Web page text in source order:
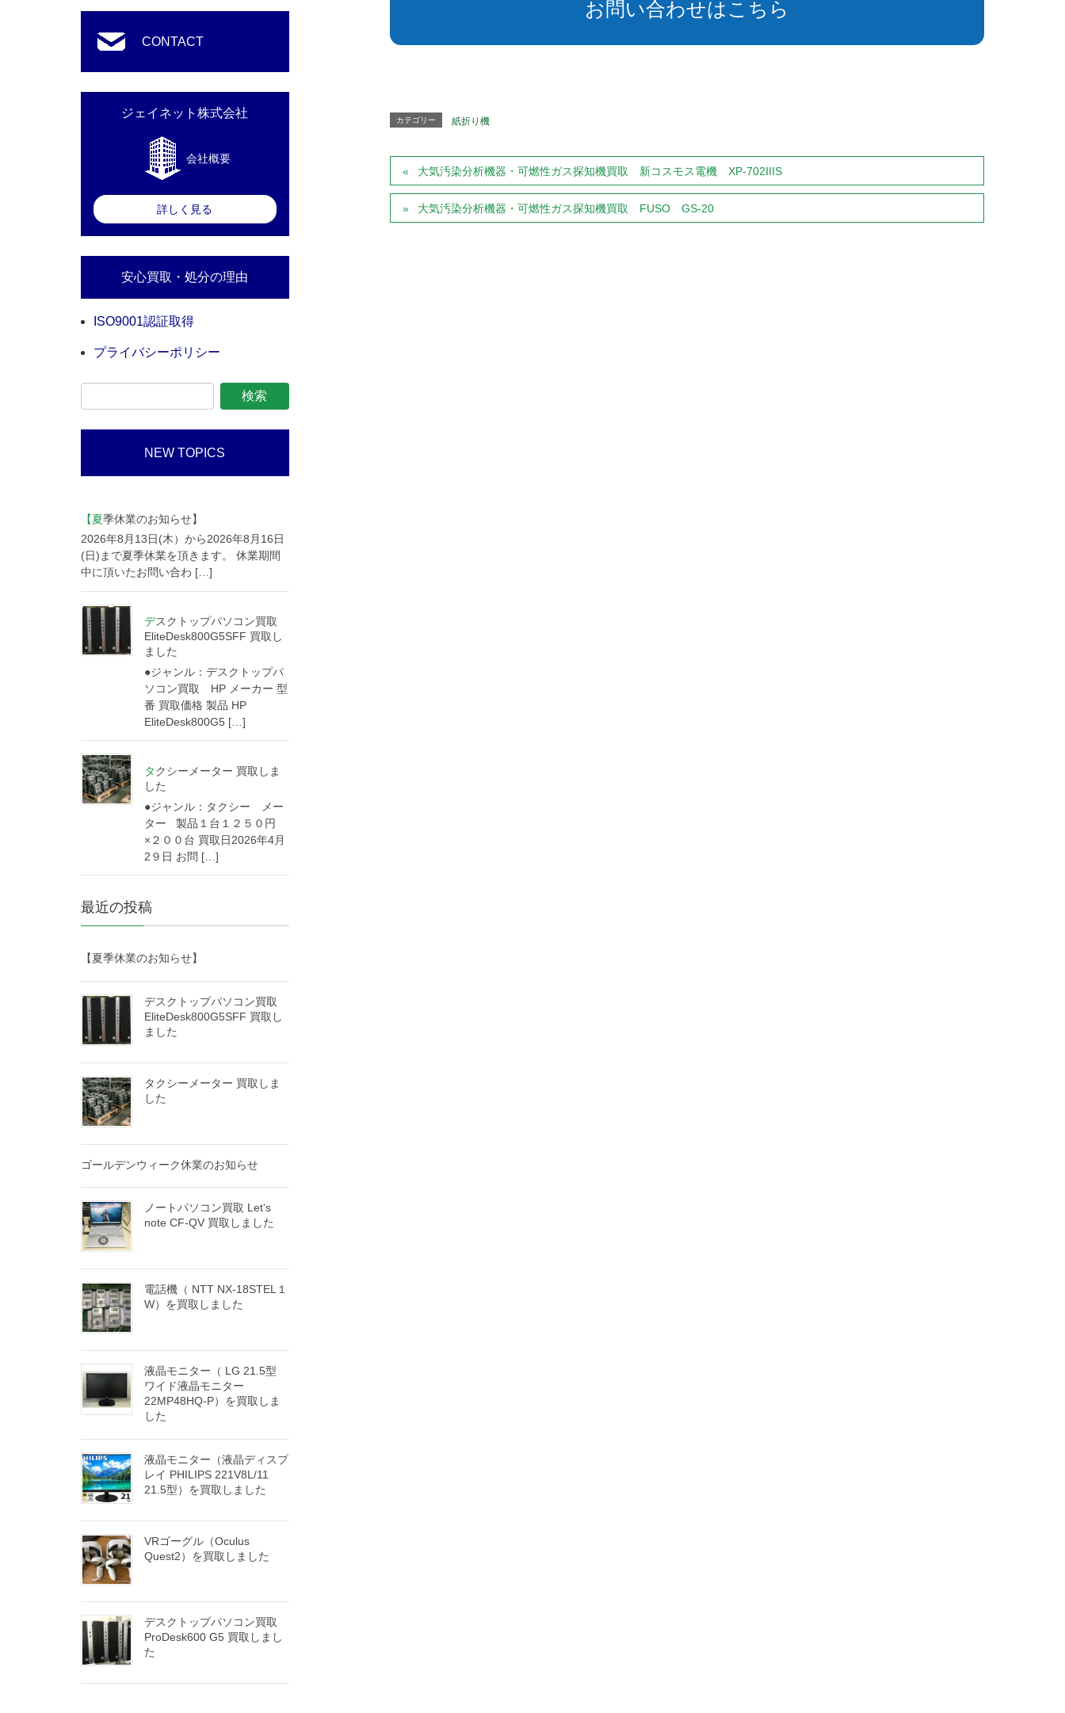
お問い合わせはこちら
カテゴリー 紙折り機
大気汚染分析機器・可燃性ガス探知機買取 新コスモス電機 XP-702IIIS
大気汚染分析機器・可燃性ガス探知機買取 FUSO GS-20
CONTACT
ジェイネット株式会社
会社概要
詳しく見る
安心買取・処分の理由
ISO9001認証取得
プライバシーポリシー
NEW TOPICS
【夏季休業のお知らせ】
2026年8月13日(木）から2026年8月16日
(日)まで夏季休業を頂きます。 休業期間
中に頂いたお問い合わ […]
デスクトップパソコン買取
EliteDesk800G5SFF 買取し
ました
●ジャンル：デスクトップパ
ソコン買取 HP メーカー 型
番 買取価格 製品 HP
EliteDesk800G5 […]
タクシーメーター 買取しま
した
●ジャンル：タクシー メー
ター 製品１台１２５０円
×２００台 買取日2026年4月
2９日 お問 […]
最近の投稿
【夏季休業のお知らせ】
デスクトップパソコン買取
EliteDesk800G5SFF 買取し
ました
タクシーメーター 買取しま
した
ゴールデンウィーク休業のお知らせ
ノートパソコン買取 Let‘s
note CF-QV 買取しました
電話機（ NTT NX-18STEL１
W）を買取しました
液晶モニター（ LG 21.5型
ワイド液晶モニター
22MP48HQ-P）を買取しま
した
液晶モニター（液晶ディスプ
レイ PHILIPS 221V8L/11
21.5型）を買取しました
VRゴーグル（Oculus
Quest2）を買取しました
デスクトップパソコン買取
ProDesk600 G5 買取しまし
た